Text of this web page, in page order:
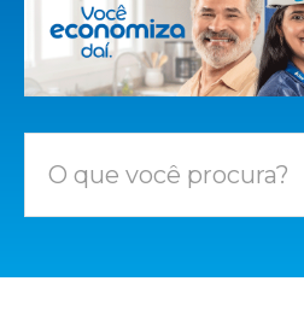
O que você procura?